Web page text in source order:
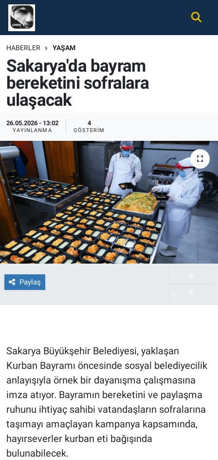
HABERLER YAŞAM
Sakarya'da bayram
bereketini sofralara
ulaşacak
26.05.2026 - 13:02
YAYINLANMA
4
GÖSTERIM
Paylaş
Sakarya Büyükşehir Belediyesi, yaklaşan
Kurban Bayramı öncesinde sosyal belediyecilik
anlayışıyla örnek bir dayanışma çalışmasına
imza atıyor. Bayramın bereketini ve paylaşma
ruhunu ihtiyaç sahibi vatandaşların sofralarına
taşımayı amaçlayan kampanya kapsamında,
hayırseverler kurban eti bağışında
bulunabilecek.
Gündem
Ekonomi
Spor
Magazin
Tüm Haberler
İletişim
Künye
Nöbetçi Eczaneler
Hava Durumu
Namaz Vakitleri
Trafik Durumu
Süper Lig Puan Durumu ve Fikstür
Tüm Manşetler
Son Dakika Haberleri
Haber Arşivi